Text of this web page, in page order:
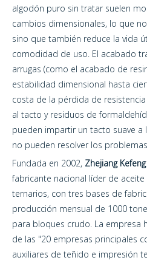
algodón puro sin tratar suelen
cambios dimensionales, lo que
sino que también reduce la vida
comodidad de uso. El acabado
arrugas (como el acabado de
estabilidad dimensional hasta
costa de la pérdida de
al tacto y residuos de
pueden impartir un tacto suave a
no pueden resolver los
Fundada en 2002, Zhejiang
fabricante nacional líder de
ternarios, con tres bases de
producción mensual de 1000
para bloques crudo. La empresa
de las "20 empresas principales
auxiliares de teñido e impresión